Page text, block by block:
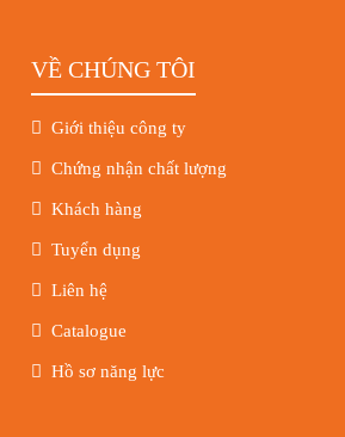
VỀ CHÚNG TÔI
Giới thiệu công ty
Chứng nhận chất lượng
Khách hàng
Tuyển dụng
Liên hệ
Catalogue
Hồ sơ năng lực